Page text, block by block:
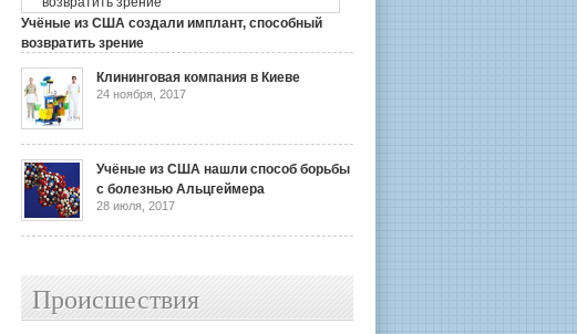
Учёные из США создали имплант, способный
возвратить зрение
Клининговая компания в Киеве
24 ноября, 2017
Учёные из США нашли способ борьбы
с болезнью Альцгеймера
28 июля, 2017
Происшествия